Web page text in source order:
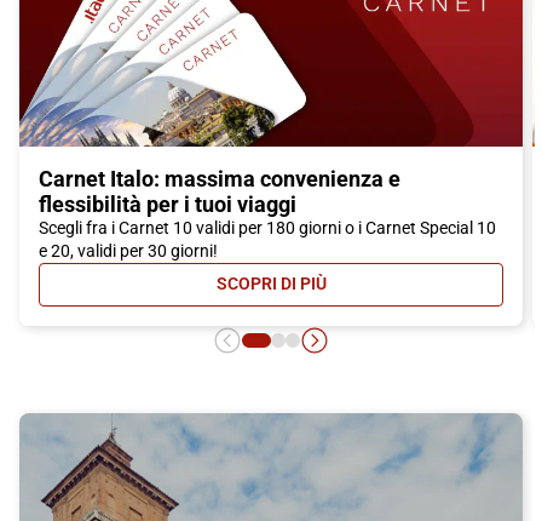
Carnet Italo: massima convenienza e
flessibilità per i tuoi viaggi
Scegli fra i Carnet 10 validi per 180 giorni o i Carnet Special 10
e 20, validi per 30 giorni!
SCOPRI DI PIÙ- CARNET ITALO: MASSIMA